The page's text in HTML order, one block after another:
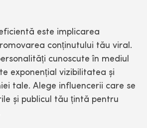
este implicarea
conținutului tău viral.
cunoscute în mediul
exponențial vizibilitatea și
tale. Alege influencerii care se
și publicul tău țintă pentru